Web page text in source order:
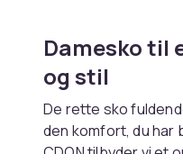
Damesko til
og stil
De rette sko
den komfort, du har
CDON tilbyder vi et